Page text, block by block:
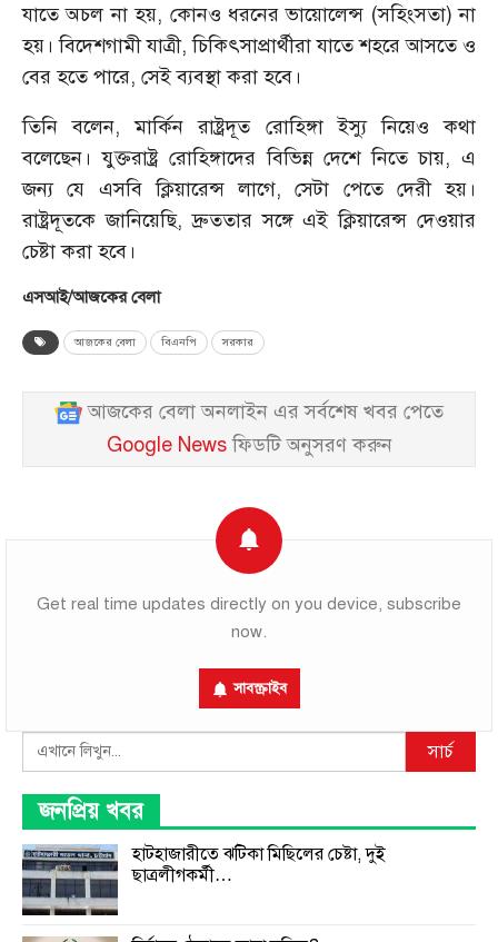
যাতে অচল না হয়, কোনও ধরনের ভায়োলেন্স (সহিংসতা) না
হয়। বিদেশগামী যাত্রী, চিকিৎসাপ্রার্থীরা যাতে শহরে আসতে ও
বের হতে পারে, সেই ব্যবস্থা করা হবে।
তিনি বলেন, মার্কিন রাষ্ট্রদূত রোহিঙ্গা ইস্যু নিয়েও কথা
বলেছেন। যুক্তরাষ্ট্র রোহিঙ্গাদের বিভিন্ন দেশে নিতে চায়, এ
জন্য যে এসবি ক্লিয়ারেন্স লাগে, সেটা পেতে দেরী হয়।
রাষ্ট্রদূতকে জানিয়েছি, দ্রুততার সঙ্গে এই ক্লিয়ারেন্স দেওয়ার
চেষ্টা করা হবে।
এসআই/আজকের বেলা
আজকের বেলা বিএনপি সরকার
আজকের বেলা অনলাইন এর সর্বশেষ খবর পেতে
Google Newsফিডটি অনুসরণ করুন
Get real time updates directly on you device, subscribe
now.
সাবস্ক্রাইব
Search সার্চ
জনপ্রিয় খবর
হাটহাজারীতে ঝটিকা মিছিলের চেষ্টা, দুই
ছাত্রলীগকর্মী…